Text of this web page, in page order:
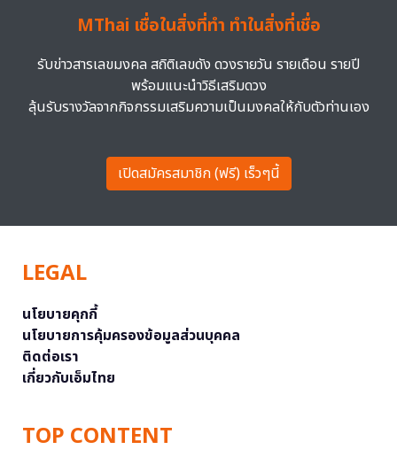
MThai เชื่อในสิ่งที่ทำ ทำในสิ่งที่เชื่อ
รับข่าวสารเลขมงคล สถิติเลขดัง ดวงรายวัน รายเดือน รายปี
พร้อมแนะนำวิธีเสริมดวง
ลุ้นรับรางวัลจากกิจกรรมเสริมความเป็นมงคลให้กับตัวท่านเอง
เปิดสมัครสมาชิก (ฟรี) เร็วๆนี้
LEGAL
นโยบายคุกกี้
นโยบายการคุ้มครองข้อมูลส่วนบุคคล
ติดต่อเรา
เกี่ยวกับเอ็มไทย
TOP CONTENT